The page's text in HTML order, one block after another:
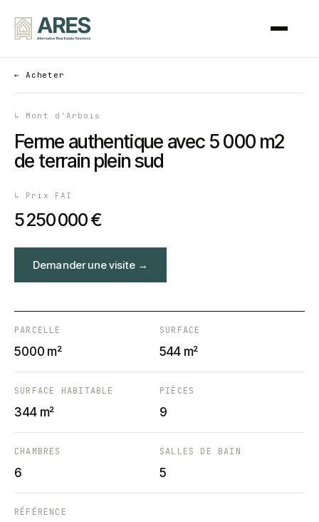
← Acheter
↳ Mont d'Arbois
Ferme authentique avec 5 000 m2
de terrain plein sud
↳ Prix FAI
5 250 000 €
Demander une visite→
PARCELLE
5 000 m²
SURFACE
544 m²
SURFACE HABITABLE
344 m²
PIÈCES
9
CHAMBRES
6
SALLES DE BAIN
5
RÉFÉRENCE